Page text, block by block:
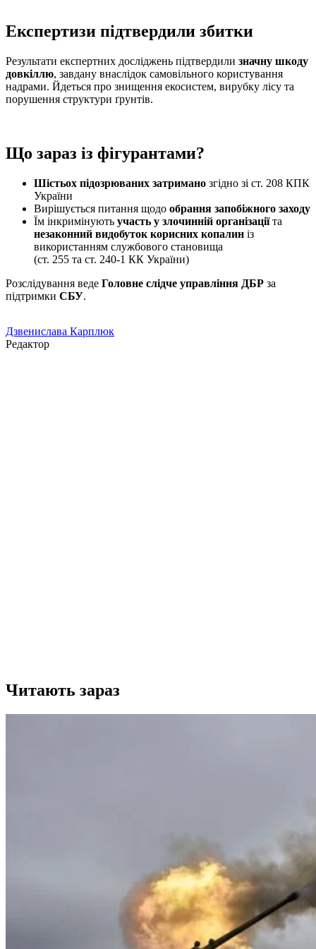
Експертизи підтвердили збитки
Результати експертних досліджень підтвердили значну шкоду
довкіллю, завдану внаслідок самовільного користування
надрами. Йдеться про знищення екосистем, вирубку лісу та
порушення структури ґрунтів.
Що зараз із фігурантами?
Шістьох підозрюваних затримано згідно зі ст. 208 КПК
України
Вирішується питання щодо обрання запобіжного заходу
Їм інкримінують участь у злочинній організаціїта
незаконний видобуток корисних копалин із
використанням службового становища
(ст. 255 та ст. 240-1 КК України)
Розслідування веде Головне слідче управління ДБР за
підтримки СБУ.
Дзвенислава Карплюк
Редактор
Читають зараз